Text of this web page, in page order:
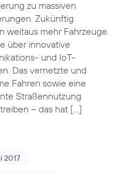
zu massiven
Zukünftig
weitaus mehr Fahrzeuge
über innovative
und IoT-
Das vernetzte und
Fahren sowie eine
Straßennutzung
– das hat […]
2017